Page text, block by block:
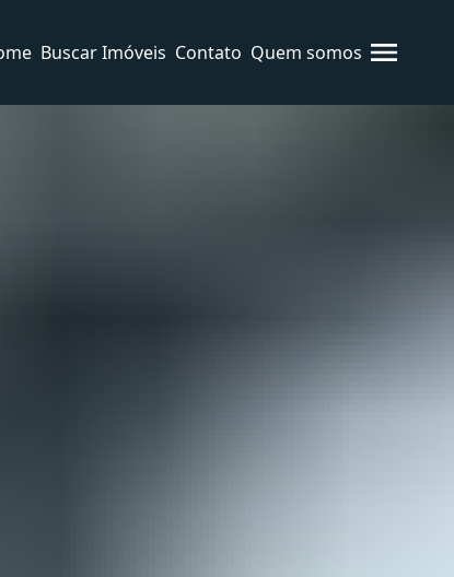
Buscar Imóveis Contato Quem somos